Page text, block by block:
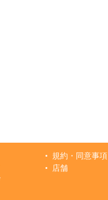
規約・同意事項
店舗